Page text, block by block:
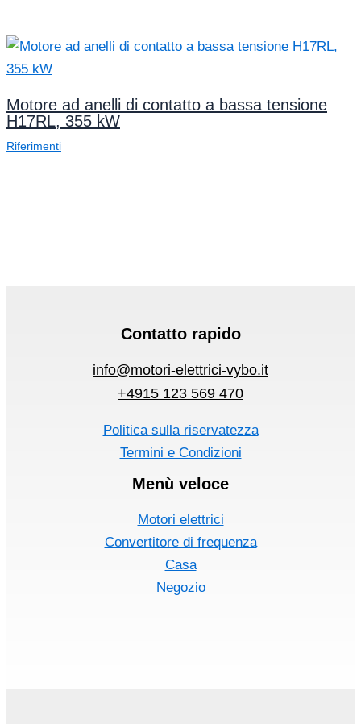
Motore ad anelli di contatto a bassa tensione
H17RL, 355 kW
Riferimenti
Contatto rapido
info@motori-elettrici-vybo.it
+4915 123 569 470
Politica sulla riservatezza
Termini e Condizioni
Menù veloce
Motori elettrici
Convertitore di frequenza
Casa
Negozio